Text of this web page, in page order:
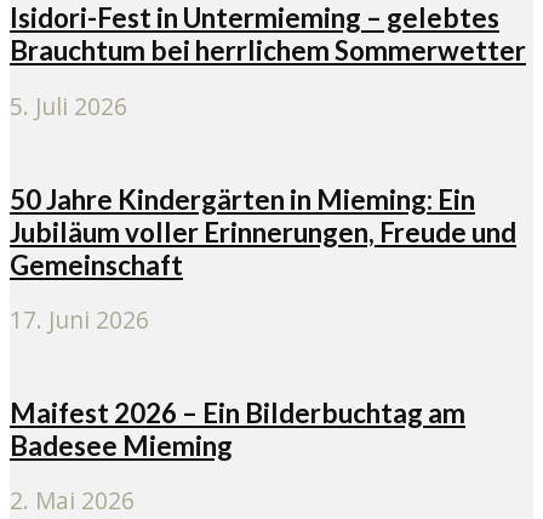
Isidori-Fest in Untermieming – gelebtes
Brauchtum bei herrlichem Sommerwetter
5. Juli 2026
50 Jahre Kindergärten in Mieming: Ein
Jubiläum voller Erinnerungen, Freude und
Gemeinschaft
17. Juni 2026
Maifest 2026 – Ein Bilderbuchtag am
Badesee Mieming
2. Mai 2026